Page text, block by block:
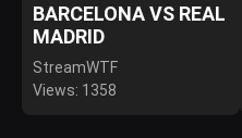
BARCELONA VS REAL
MADRID
StreamWTF
Views: 1358